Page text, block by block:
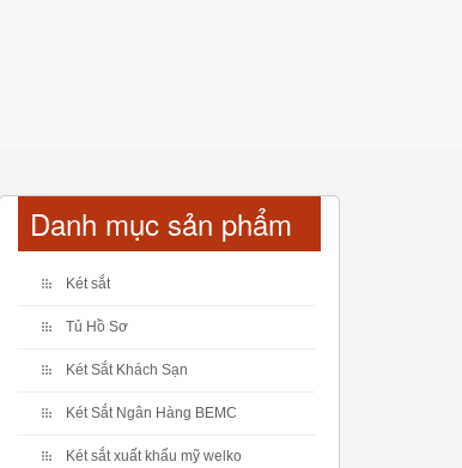
Danh mục sản phẩm
Két sắt
Tủ Hồ Sơ
Két Sắt Khách Sạn
Két Sắt Ngân Hàng BEMC
Két sắt xuất khẩu mỹ welko